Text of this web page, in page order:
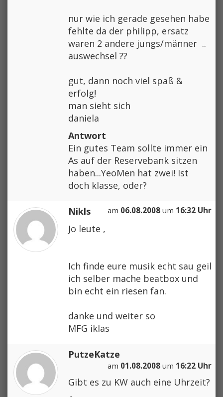
nur wie ich gerade gesehen habe
fehlte da der philipp, ersatz
waren 2 andere jungs/männer ..
auswechsel ??
gut, dann noch viel spaß &
erfolg!
man sieht sich
daniela
Antwort
Ein gutes Team sollte immer ein
As auf der Reservebank sitzen
haben...YeoMen hat zwei! Ist
doch klasse, oder?
Nikls am 06.08.2008 um 16:32 Uhr
Jo leute ,
Ich finde eure musik echt sau geil
ich selber mache beatbox und
bin echt ein riesen fan.
danke und weiter so
MFG iklas
PutzeKatze
am 01.08.2008 um 16:22 Uhr
Gibt es zu KW auch eine Uhrzeit?